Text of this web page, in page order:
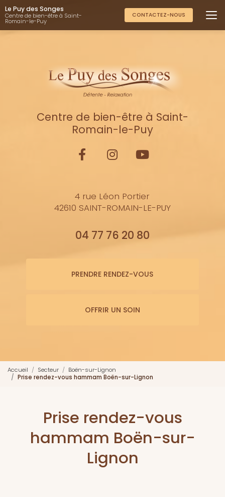
Aller
au
contenu
principal
Le Puy des Songes
Centre de bien-être à Saint-
Romain-le-Puy
CONTACTEZ-NOUS
Centre de bien-être à Saint-
Romain-le-Puy
4 rue Léon Portier
42610 SAINT-ROMAIN-LE-PUY
04 77 76 20 80
PRENDRE RENDEZ-VOUS
OFFRIR UN SOIN
Accueil Secteur
Boën-sur-Lignon
Prise rendez-vous hammam Boën-sur-Lignon
Prise rendez-vous
hammam Boën-sur-
Lignon